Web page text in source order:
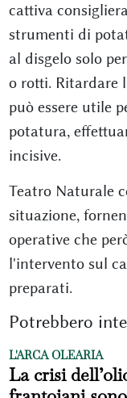
cattiva
strumenti di
al disgelo solo
o rotti. Ritardare
può essere utile
potatura,
incisive.
Teatro Naturale
situazione,
operative che
l'intervento sul
preparati.
Potrebbero
L'ARCA OLEARIA
La crisi